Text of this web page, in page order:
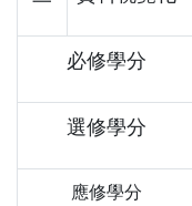
必修學分
選修學分
應修學分